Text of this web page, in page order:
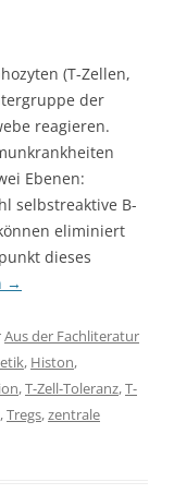
(T-Zellen,
der
reagieren.
Ebenen:
selbstreaktive B-
eliminiert
dieses
→
Aus der Fachliteratur
, Histon,
,T-Zell-Toleranz,T-
,Tregs,zentrale